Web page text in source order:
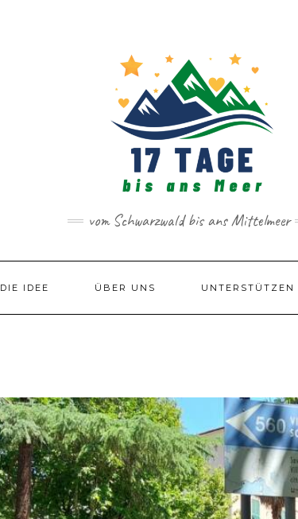
vom Schwarzwald bis ans Mittelmeer
DIE IDEE ÜBER UNS UNTERSTÜTZEN